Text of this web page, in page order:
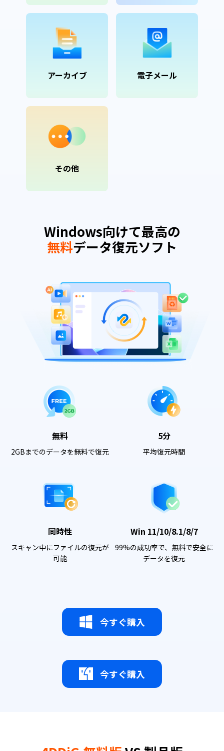
アーカイブ
その他
電子メール
Windows向けて最高の
無料データ復元ソフト
無料
2GBまでのデータを無料で復元
5分
平均復元時間
同時性
スキャン中にファイルの復元が
可能
Win 11/10/8.1/8/7
99%の成功率で、無料で安全に
データを復元
今すぐ購入
今すぐ購入